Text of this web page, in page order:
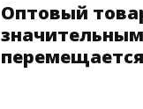
Оптовый